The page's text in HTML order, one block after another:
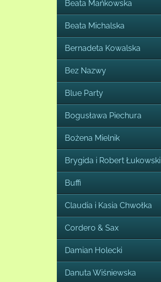
Beata Mańkowska
Beata Michalska
Bernadeta Kowalska
Bez Nazwy
Blue Party
Bogusława Piechura
Bożena Mielnik
Brygida i Robert Łukowski
Buffi
Claudia i Kasia Chwołka
Cordero & Sax
Damian Holecki
Danuta Wiśniewska